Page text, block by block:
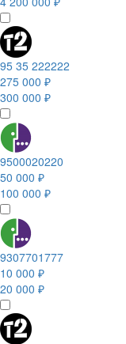
95 35 222222
275 000 ₽
300 000 ₽
9500020220
50 000 ₽
100 000 ₽
9307701777
10 000 ₽
20 000 ₽